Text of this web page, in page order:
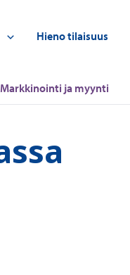
Hieno tilaisuus
Markkinointi ja myynti